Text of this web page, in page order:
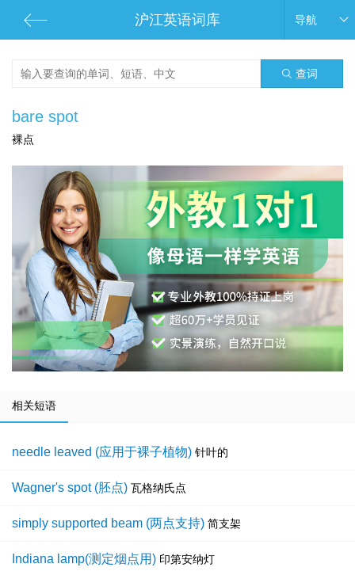
沪江英语词库 导航
查词
bare spot
裸点
相关短语
needle leaved (应用于裸子植物) 针叶的
Wagner's spot (胚点) 瓦格纳氏点
simply supported beam (两点支持) 简支架
Indiana lamp(测定烟点用) 印第安纳灯